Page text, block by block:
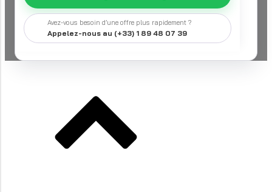
Avez-vous besoin d’une offre plus rapidement ?
Appelez-nous au (+33) 1 89 48 07 39